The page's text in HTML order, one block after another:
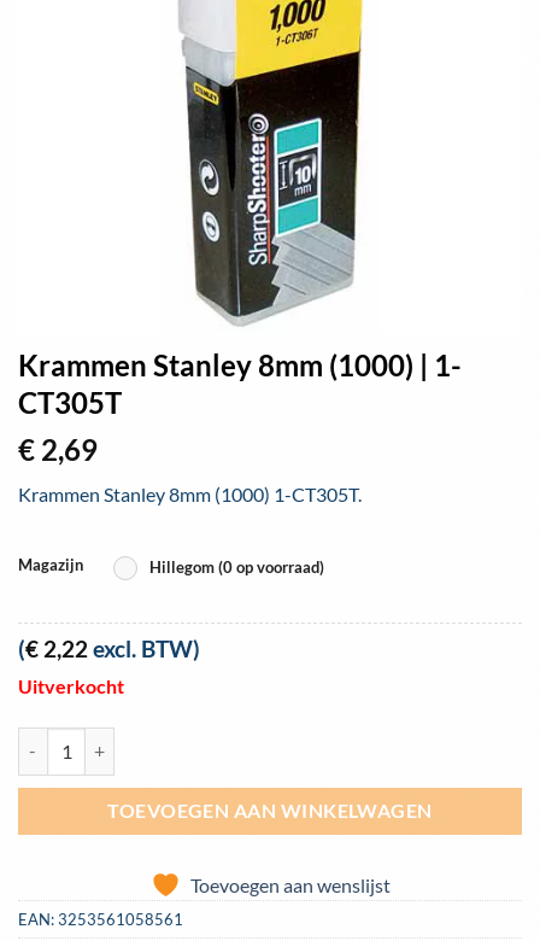
Krammen Stanley 8mm (1000) | 1-
CT305T
€ 2,69
Krammen Stanley 8mm (1000) 1-CT305T.
Magazijn Hillegom (0 op voorraad)
(€ 2,22 excl. BTW)
Uitverkocht
TOEVOEGEN AAN WINKELWAGEN
Toevoegen aan wenslijst
EAN:3253561058561